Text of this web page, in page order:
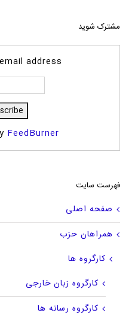
مشترک شوید
address:
FeedBurner
فهرست سایت
صفحه اصلی
همراهان حزب
کارگروه ها
کارگروه زبان خارجی
کارگروه رسانه ها